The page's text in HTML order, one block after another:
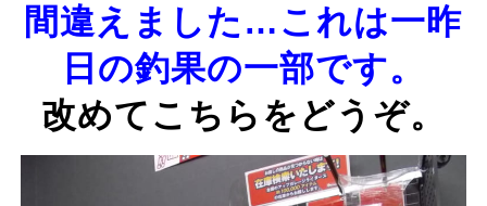
間違えました…これは一昨
日の釣果の一部です。
改めてこちら をどうぞ。